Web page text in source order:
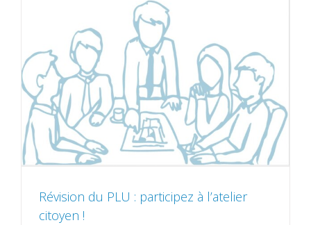
Révision du PLU : participez à l’atelier
citoyen !